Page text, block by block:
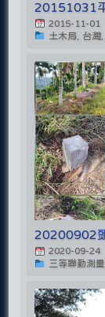
20151031
2015-11-01
土木局, 台灣,
20200902
2020-09-24
三等聯勤測